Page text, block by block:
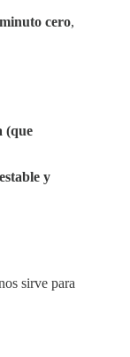
cero,
(que
y
sirve para